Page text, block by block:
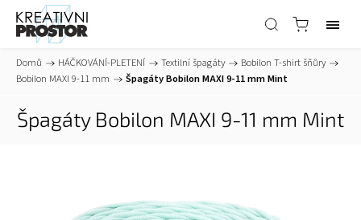
Domů / HÁČKOVÁNÍ-PLETENÍ / Textilní špagáty / Bobilon T-shirt šňůry /
Bobilon MAXI 9-11 mm / Špagáty Bobilon MAXI 9-11 mm Mint
Špagáty Bobilon MAXI 9-11 mm Mint